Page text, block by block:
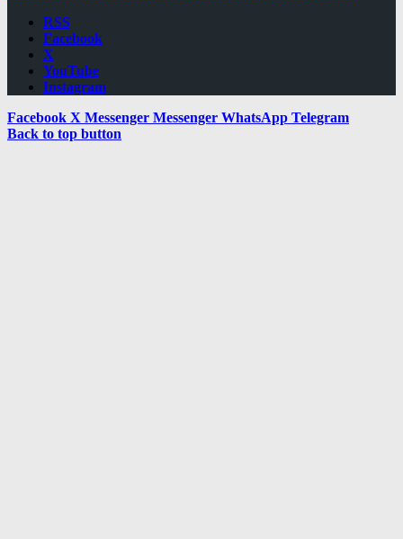
RSS
Facebook
X
YouTube
Instagram
Facebook X Messenger Messenger WhatsApp Telegram
Back to top button